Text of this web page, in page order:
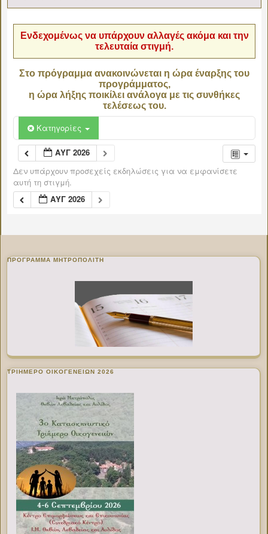
Ενδεχομένως να υπάρχουν αλλαγές ακόμα και την
τελευταία στιγμή.
Στο πρόγραμμα ανακοινώνεται η ώρα έναρξης του
προγράμματος,
η ώρα λήξης ποικίλει ανάλογα με τις συνθήκες
τελέσεως του.
Κατηγορίες
ΑΥΓ 2026
Δεν υπάρχουν προσεχείς εκδηλώσεις για να εμφανίσετε
αυτή τη στιγμή.
ΑΥΓ 2026
ΠΡΌΓΡΑΜΜΑ ΜΗΤΡΟΠΟΛΊΤΗ
ΤΡΙΗΜΕΡΟ ΟΙΚΟΓΕΝΕΙΩΝ 2026